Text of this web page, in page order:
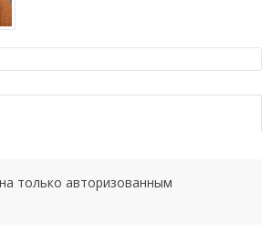
только авторизованным